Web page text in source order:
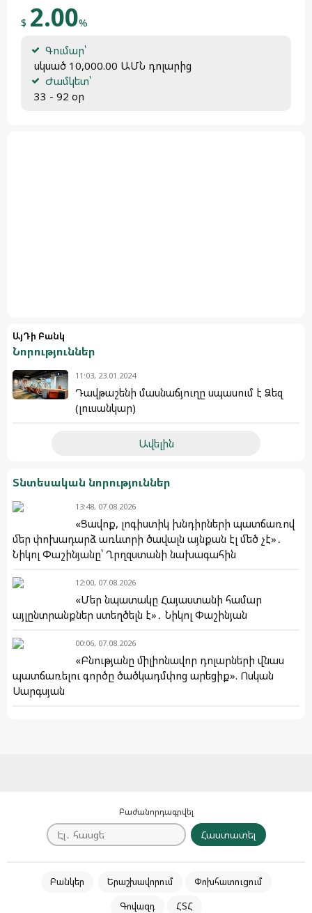
$ 2.00%
Գումար՝
սկսած 10,000.00 ԱՄՆ դոլարից
Ժամկետ՝
33 - 92 օր
ԱյԴի Բանկ
Նորություններ
11:03, 23.01.2024
Դավթաշենի մասնաճյուղը սպասում է Ձեզ
(լուսանկար)
Ավելին
Տնտեսական նորություններ
13:48, 07.08.2026
«Ցավոք, լոգիստիկ խնդիրների պատճառով
մեր փոխադարձ առևտրի ծավալն այնքան էլ մեծ չէ»․
Նիկոլ Փաշինյանը՝ Ղրղզստանի նախագահին
12:00, 07.08.2026
«Մեր նպատակը Հայաստանի համար
այլընտրանքներ ստեղծելն է»․ Նիկոլ Փաշինյան
00:06, 07.08.2026
«Բնությանը միլիոնավոր դոլարների վնաս
պատճառելու գործը ծածկադմփոց արեցիք». Ոսկան
Սարգսյան
Բաժանորդագրվել
Հաստատել
Բանկեր Երաշխավորում
Փոխհատուցում
Գովազդ
ՀՏՀ